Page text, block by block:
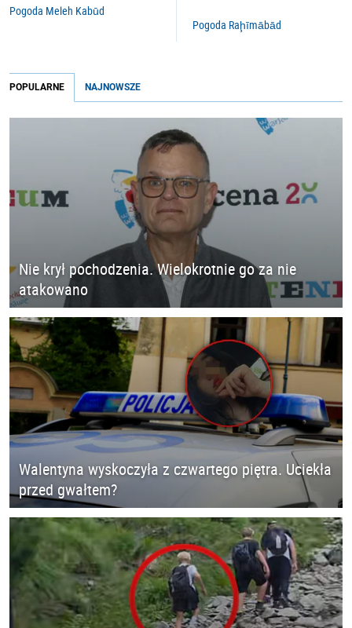
Pogoda Meleh Kabūd
Pogoda Raḩīmābād
POPULARNE NAJNOWSZE
Nie krył pochodzenia. Wielokrotnie go za nie
atakowano
Walentyna wyskoczyła z czwartego piętra. Uciekła
przed gwałtem?